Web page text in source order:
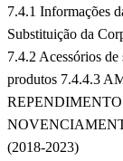
7.4.1 Informações
Substituição da
7.4.2 Acessórios
produtos 7.4.4.3
(2018-2023)